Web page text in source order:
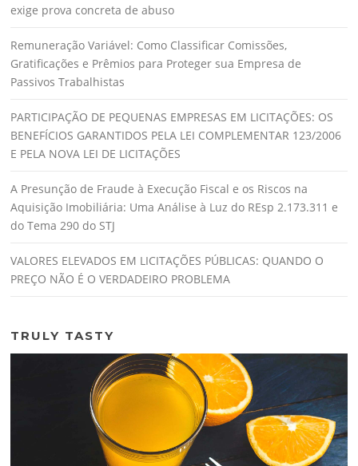
exige prova concreta de abuso
Remuneração Variável: Como Classificar Comissões,
Gratificações e Prêmios para Proteger sua Empresa de
Passivos Trabalhistas
PARTICIPAÇÃO DE PEQUENAS EMPRESAS EM LICITAÇÕES: OS
BENEFÍCIOS GARANTIDOS PELA LEI COMPLEMENTAR 123/2006
E PELA NOVA LEI DE LICITAÇÕES
A Presunção de Fraude à Execução Fiscal e os Riscos na
Aquisição Imobiliária: Uma Análise à Luz do REsp 2.173.311 e
do Tema 290 do STJ
VALORES ELEVADOS EM LICITAÇÕES PÚBLICAS: QUANDO O
PREÇO NÃO É O VERDADEIRO PROBLEMA
TRULY TASTY